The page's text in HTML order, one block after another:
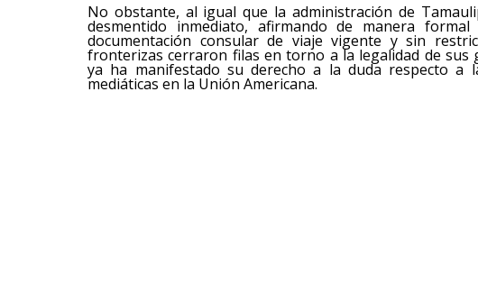
No obstante, al igual que la administración de
desmentido inmediato, afirmando de manera
documentación consular de viaje vigente y sin
fronterizas cerraron filas en torno a la legalidad de sus
ya ha manifestado su derecho a la duda respecto a
mediáticas en la Unión Americana.